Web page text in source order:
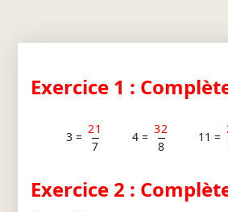
Exercice 1 :
3 =
21
7
4 =
32
8
11 =
Exercice 2 :